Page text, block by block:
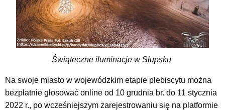
Świąteczne iluminacje w Słupsku
Na swoje miasto w wojewódzkim etapie plebiscytu można
bezpłatnie głosować online od 10 grudnia br. do 11 stycznia
2022 r., po wcześniejszym zarejestrowaniu się na platformie